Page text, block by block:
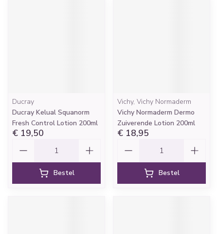
Ducray
Ducray Kelual Squanorm
Fresh Control Lotion 200ml
€ 19,50
Bestel
Vichy, Vichy Normaderm
Vichy Normaderm Dermo
Zuiverende Lotion 200ml
€ 18,95
Bestel